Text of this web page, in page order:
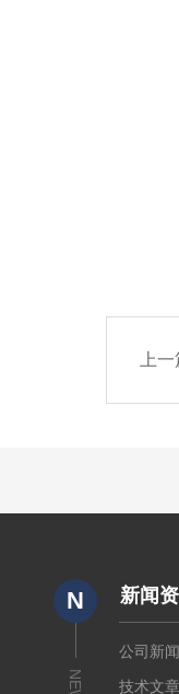
上
N 新闻
公司新
技术文